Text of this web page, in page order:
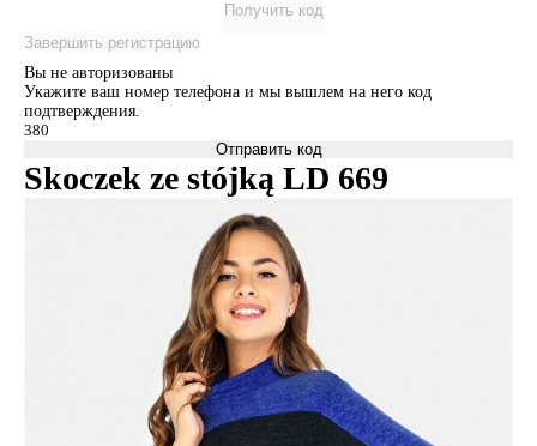
Получить код
Завершить регистрацию
Вы не авторизованы
Укажите ваш номер телефона и мы вышлем на него код
подтверждения.
Отправить код
Skoczek ze stójką LD 669